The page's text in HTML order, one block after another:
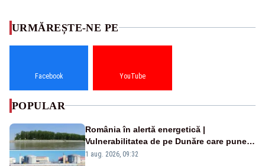
URMĂREȘTE-NE PE
Facebook YouTube
POPULAR
România în alertă energetică |
Vulnerabilitatea de pe Dunăre care pune
în pericol Centrala Cernavodă era
1 aug. 2026, 09:32